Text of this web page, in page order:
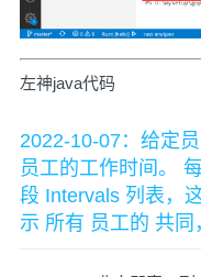
左神java代码
2022-10-07：给定
员工的工作时间。
段 Intervals 列表，
示 所有 员工的 共